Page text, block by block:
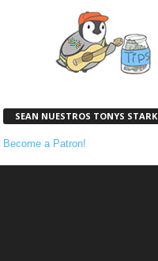
SEAN NUESTROS TONYS STARK
Become a Patron!